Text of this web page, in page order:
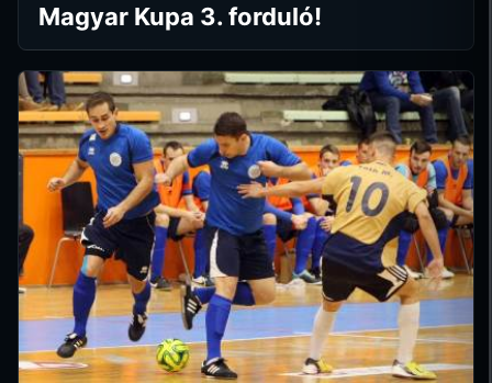
Magyar Kupa 3. forduló!